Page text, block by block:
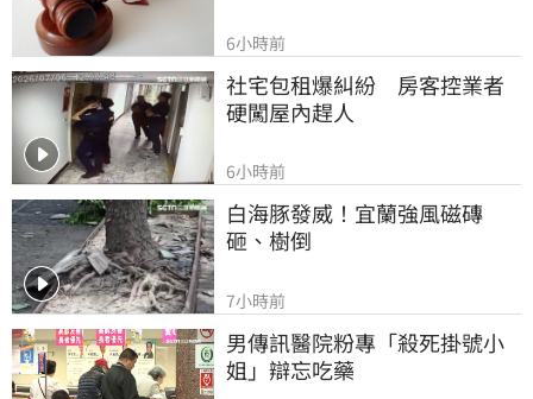
6小時前
社宅包租爆糾紛　房客控業者
硬闖屋內趕人
6小時前
白海豚發威！宜蘭強風磁磚
砸、樹倒
7小時前
男傳訊醫院粉專「殺死掛號小
姐」辯忘吃藥